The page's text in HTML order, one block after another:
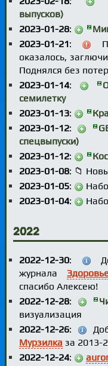
выпусков)
2023-01-28:
2023-01-21:
оказалось,
Поднялся без
2023-01-14:
семилетку
2023-01-13:
2023-01-12:
спецвыпуски)
2023-01-12:
2023-01-08: 📁
2023-01-05:
2023-01-04:
2022
2022-12-30:
журнала
спасибо Алексею!
2022-12-28:
визуализация
2022-12-26:
Мурзилка за 2013-
2022-12-24: